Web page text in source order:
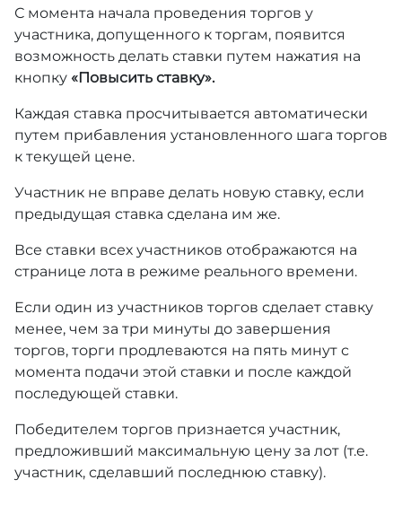
С момента начала проведения торгов у
участника, допущенного к торгам, появится
возможность делать ставки путем нажатия на
кнопку «Повысить ставку».
Каждая ставка просчитывается автоматически
путем прибавления установленного шага торгов
к текущей цене.
Участник не вправе делать новую ставку, если
предыдущая ставка сделана им же.
Все ставки всех участников отображаются на
странице лота в режиме реального времени.
Если один из участников торгов сделает ставку
менее, чем за три минуты до завершения
торгов, торги продлеваются на пять минут с
момента подачи этой ставки и после каждой
последующей ставки.
Победителем торгов признается участник,
предложивший максимальную цену за лот (т.е.
участник, сделавший последнюю ставку).